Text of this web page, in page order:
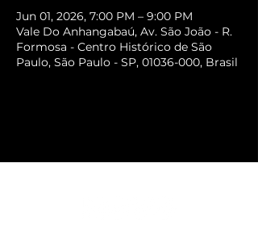
Jun 01, 2026, 7:00 PM – 9:00 PM
Vale Do Anhangabaú, Av. São João - R.
Formosa - Centro Histórico de São
Paulo, São Paulo - SP, 01036-000, Brasil